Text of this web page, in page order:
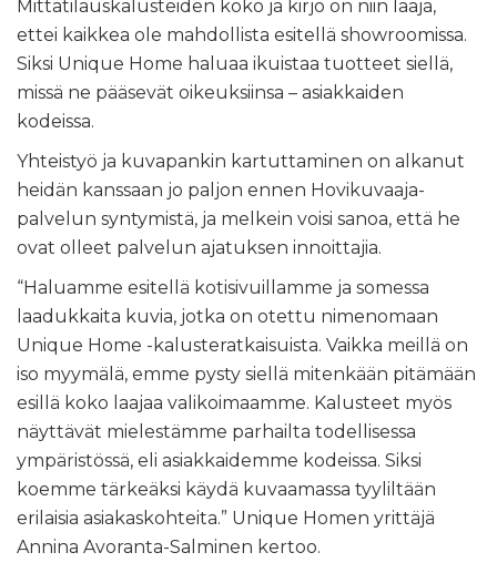
Mittatilauskalusteiden koko ja kirjo on niin laaja,
ettei kaikkea ole mahdollista esitellä showroomissa.
Siksi Unique Home haluaa ikuistaa tuotteet siellä,
missä ne pääsevät oikeuksiinsa – asiakkaiden
kodeissa.
Yhteistyö ja kuvapankin kartuttaminen on alkanut
heidän kanssaan jo paljon ennen Hovikuvaaja-
palvelun syntymistä, ja melkein voisi sanoa, että he
ovat olleet palvelun ajatuksen innoittajia.
“Haluamme esitellä kotisivuillamme ja somessa
laadukkaita kuvia, jotka on otettu nimenomaan
Unique Home -kalusteratkaisuista. Vaikka meillä on
iso myymälä, emme pysty siellä mitenkään pitämään
esillä koko laajaa valikoimaamme. Kalusteet myös
näyttävät mielestämme parhailta todellisessa
ympäristössä, eli asiakkaidemme kodeissa. Siksi
koemme tärkeäksi käydä kuvaamassa tyyliltään
erilaisia asiakaskohteita.” Unique Homen yrittäjä
Annina Avoranta-Salminen kertoo.